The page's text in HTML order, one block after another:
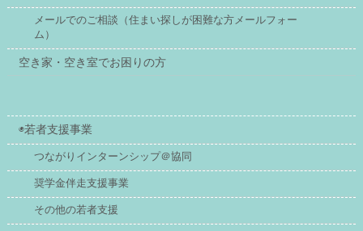
メールでのご相談（住まい探しが困難な方メールフォー
ム）
空き家・空き室でお困りの方
◉若者支援事業
つながりインターンシップ＠協同
奨学金伴走支援事業
その他の若者支援